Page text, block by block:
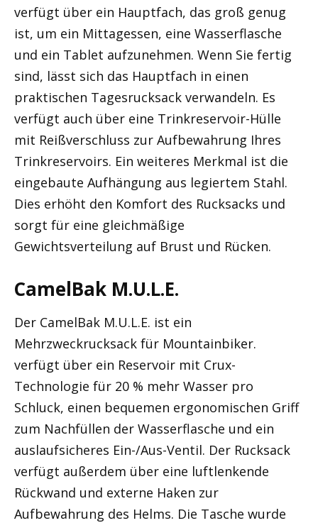
verfügt über ein Hauptfach, das groß genug
ist, um ein Mittagessen, eine Wasserflasche
und ein Tablet aufzunehmen. Wenn Sie fertig
sind, lässt sich das Hauptfach in einen
praktischen Tagesrucksack verwandeln. Es
verfügt auch über eine Trinkreservoir-Hülle
mit Reißverschluss zur Aufbewahrung Ihres
Trinkreservoirs. Ein weiteres Merkmal ist die
eingebaute Aufhängung aus legiertem Stahl.
Dies erhöht den Komfort des Rucksacks und
sorgt für eine gleichmäßige
Gewichtsverteilung auf Brust und Rücken.
CamelBak M.U.L.E.
Der CamelBak M.U.L.E. ist ein
Mehrzweckrucksack für Mountainbiker.
verfügt über ein Reservoir mit Crux-
Technologie für 20 % mehr Wasser pro
Schluck, einen bequemen ergonomischen Griff
zum Nachfüllen der Wasserflasche und ein
auslaufsicheres Ein-/Aus-Ventil. Der Rucksack
verfügt außerdem über eine luftlenkende
Rückwand und externe Haken zur
Aufbewahrung des Helms. Die Tasche wurde